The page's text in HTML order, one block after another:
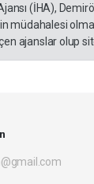
(İHA),
müdahalesi
ajanslar olup